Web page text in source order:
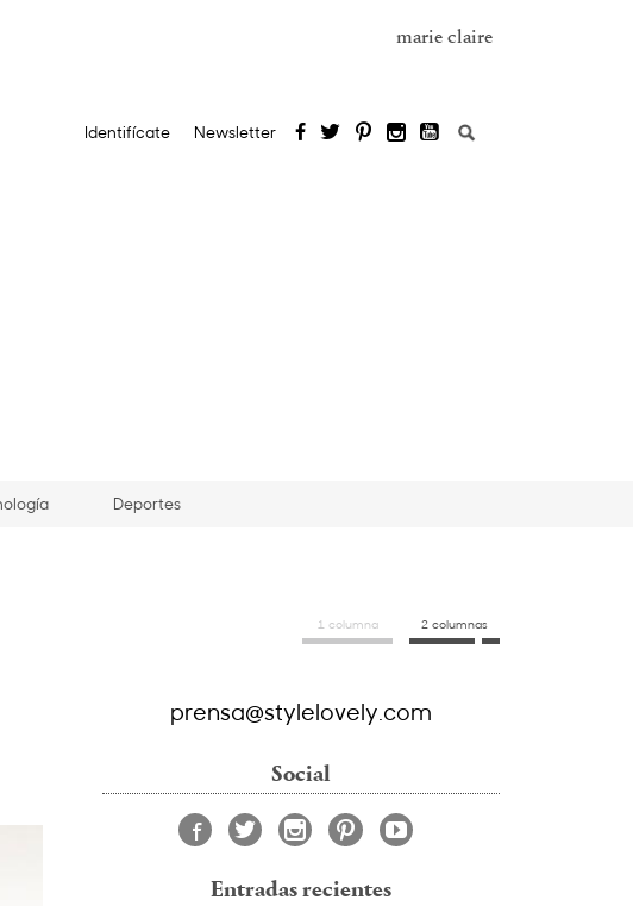
marie claire
Identifícate Newsletter Buscar:
Deportes
1 columna 2 columnas
prensa@stylelovely.com
Social
Entradas recientes